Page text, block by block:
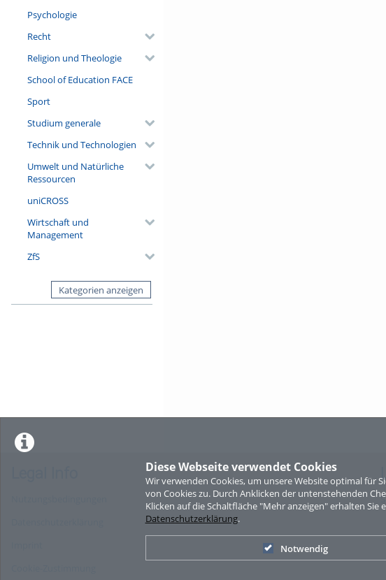
Diese Webseite verwendet Cookies
Wir verwenden Cookies, um unsere Website optimal für
von Cookies zu. Durch Anklicken der untenstehenden
Klicken auf die Schaltfläche "Mehr anzeigen" erhalten
Datenschutzerklärung.
Notwendig
Psychologie
Recht
Religion und Theologie
School of Education FACE
Sport
Studium generale
Technik und Technologien
Umwelt und Natürliche
Ressourcen
uniCROSS
Wirtschaft und
Management
ZfS
Kategorien anzeigen